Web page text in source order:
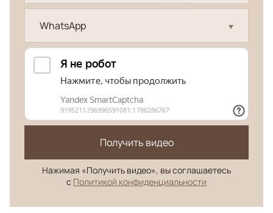
WhatsApp
Получить видео
Нажимая «Получить видео», вы соглашаетесь
с Политикой конфиденциальности